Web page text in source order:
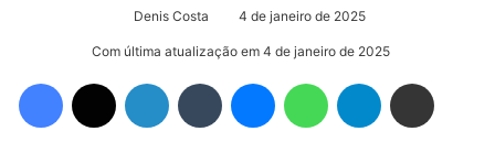
Denis Costa 4 de janeiro de 2025
Com última atualização em 4 de janeiro de 2025